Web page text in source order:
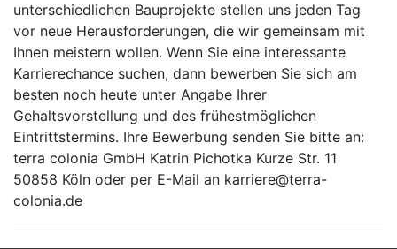
unterschiedlichen Bauprojekte stellen uns jeden Tag
vor neue Herausforderungen, die wir gemeinsam mit
Ihnen meistern wollen. Wenn Sie eine interessante
Karrierechance suchen, dann bewerben Sie sich am
besten noch heute unter Angabe Ihrer
Gehaltsvorstellung und des frühestmöglichen
Eintrittstermins. Ihre Bewerbung senden Sie bitte an:
terra colonia GmbH Katrin Pichotka Kurze Str. 11
50858 Köln oder per E-Mail an karriere@terra-
colonia.de